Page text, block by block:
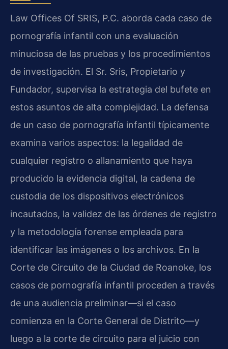
Law Offices Of SRIS, P.C. aborda cada caso de
pornografía infantil con una evaluación
minuciosa de las pruebas y los procedimientos
de investigación. El Sr. Sris, Propietario y
Fundador, supervisa la estrategia del bufete en
estos asuntos de alta complejidad. La defensa
de un caso de pornografía infantil típicamente
examina varios aspectos: la legalidad de
cualquier registro o allanamiento que haya
producido la evidencia digital, la cadena de
custodia de los dispositivos electrónicos
incautados, la validez de las órdenes de registro
y la metodología forense empleada para
identificar las imágenes o los archivos. En la
Corte de Circuito de la Ciudad de Roanoke, los
casos de pornografía infantil proceden a través
de una audiencia preliminar—si el caso
comienza en la Corte General de Distrito—y
luego a la corte de circuito para el juicio con